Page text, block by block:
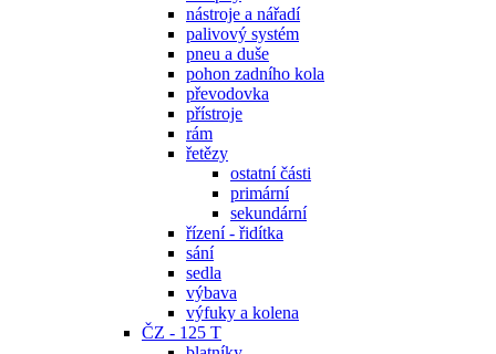
nástroje a nářadí
palivový systém
pneu a duše
pohon zadního kola
převodovka
přístroje
rám
řetězy
ostatní části
primární
sekundární
řízení - řidítka
sání
sedla
výbava
výfuky a kolena
ČZ - 125 T